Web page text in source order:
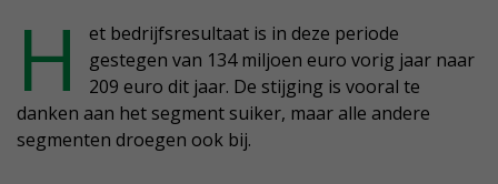
H
et bedrijfsresultaat is in deze periode
gestegen van 134 miljoen euro vorig jaar naar
209 euro dit jaar. De stijging is vooral te
danken aan het segment suiker, maar alle andere
segmenten droegen ook bij.